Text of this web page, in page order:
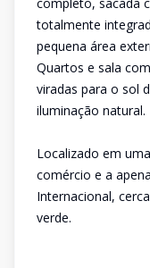
totalmente
pequena área
Quartos e sala
viradas para o sol
iluminação natural.
Localizado em
comércio e a
Internacional,
verde.